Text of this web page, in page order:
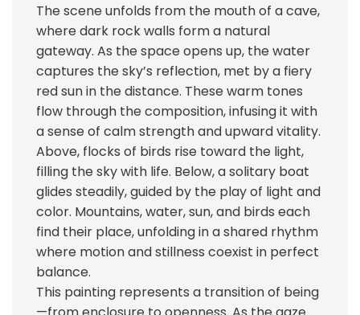
The scene unfolds from the mouth of a cave,
where dark rock walls form a natural
gateway. As the space opens up, the water
captures the sky’s reflection, met by a fiery
red sun in the distance. These warm tones
flow through the composition, infusing it with
a sense of calm strength and upward vitality.
Above, flocks of birds rise toward the light,
filling the sky with life. Below, a solitary boat
glides steadily, guided by the play of light and
color. Mountains, water, sun, and birds each
find their place, unfolding in a shared rhythm
where motion and stillness coexist in perfect
balance.
This painting represents a transition of being